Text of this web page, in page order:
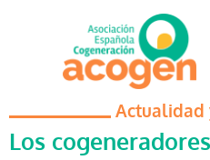
Actualidad
Los